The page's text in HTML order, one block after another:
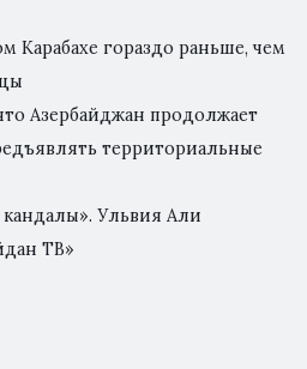
Карабахе гораздо раньше, чем
Азербайджан продолжает
территориальные
Ульвия Али
ТВ»